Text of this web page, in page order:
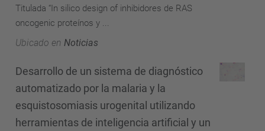
Titulada “In silico design of inhibidores de RAS
oncogenic proteínos y ...
Ubicado en Noticias
Desarrollo de un sistema de diagnóstico
automatizado por la malaria y la
esquistosomiasis urogenital utilizando
herramientas de inteligencia artificial y un